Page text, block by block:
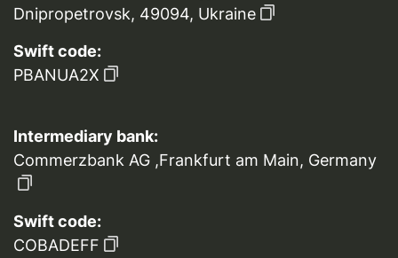
Dnipropetrovsk, 49094, Ukraine
Swift code:
PBANUA2X
Intermediary bank:
Commerzbank AG ,Frankfurt am Main, Germany
Swift code:
COBADEFF